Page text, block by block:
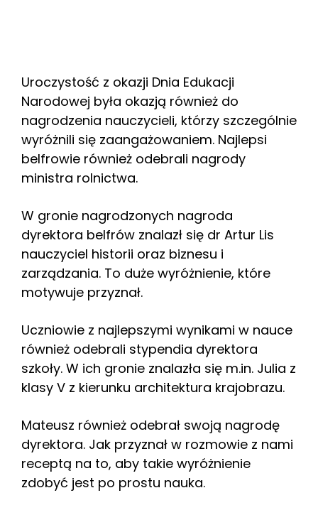
Uroczystość z okazji Dnia Edukacji
Narodowej była okazją również do
nagrodzenia nauczycieli, którzy szczególnie
wyróżnili się zaangażowaniem. Najlepsi
belfrowie również odebrali nagrody
ministra rolnictwa.
W gronie nagrodzonych nagroda
dyrektora belfrów znalazł się dr Artur Lis
nauczyciel historii oraz biznesu i
zarządzania. To duże wyróżnienie, które
motywuje przyznał.
Uczniowie z najlepszymi wynikami w nauce
również odebrali stypendia dyrektora
szkoły. W ich gronie znalazła się m.in. Julia z
klasy V z kierunku architektura krajobrazu.
Mateusz również odebrał swoją nagrodę
dyrektora. Jak przyznał w rozmowie z nami
receptą na to, aby takie wyróżnienie
zdobyć jest po prostu nauka.